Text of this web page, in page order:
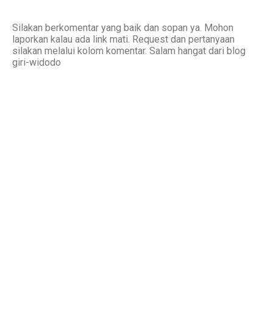
Silakan berkomentar yang baik dan sopan ya. Mohon
laporkan kalau ada link mati. Request dan pertanyaan
silakan melalui kolom komentar. Salam hangat dari blog
giri-widodo